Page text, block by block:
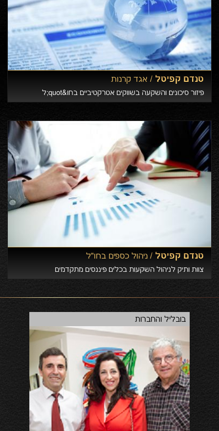
טנדם קפיטל / אגד קרנות
פיזור סיכונים והשקעה בשווקים אטרקטיביים בחו&quot;ל
טנדם קפיטל / ניהול כספים בחו"ל
צוות ותיק לניהול השקעות בכלים פיננסים מתקדמים
בובליל והחברות